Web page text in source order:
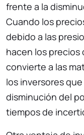
frente a la
Cuando los
debido a las
hacen los precios
convierte a las
los inversores
disminución del
tiempos de